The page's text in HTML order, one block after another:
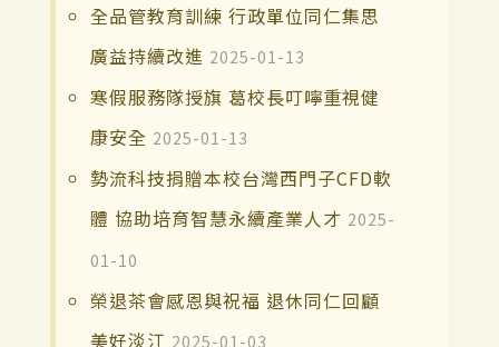
全品管教育訓練 行政單位同仁集思
廣益持續改進 2025-01-13
寒假服務隊授旗 葛校長叮嚀重視健
康安全 2025-01-13
勢流科技捐贈本校台灣西門子CFD軟
體 協助培育智慧永續產業人才 2025-
01-10
榮退茶會感恩與祝福 退休同仁回顧
美好淡江 2025-01-03